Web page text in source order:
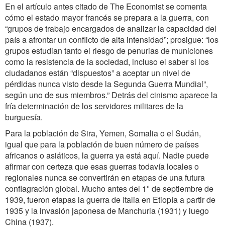
En el artículo antes citado de The Economist se comenta
cómo el estado mayor francés se prepara a la guerra, con
“grupos de trabajo encargados de analizar la capacidad del
país a afrontar un conflicto de alta intensidad”; prosigue: “los
grupos estudian tanto el riesgo de penurias de municiones
como la resistencia de la sociedad, incluso el saber si los
ciudadanos están “dispuestos” a aceptar un nivel de
pérdidas nunca visto desde la Segunda Guerra Mundial”,
según uno de sus miembros.” Detrás del cinismo aparece la
fría determinación de los servidores militares de la
burguesía.
Para la población de Sira, Yemen, Somalia o el Sudán,
igual que para la población de buen número de países
africanos o asiáticos, la guerra ya está aquí. Nadie puede
afirmar con certeza que esas guerras todavía locales o
regionales nunca se convertirán en etapas de una futura
conflagración global. Mucho antes del 1º de septiembre de
1939, fueron etapas la guerra de Italia en Etiopía a partir de
1935 y la invasión japonesa de Manchuria (1931) y luego
China (1937).